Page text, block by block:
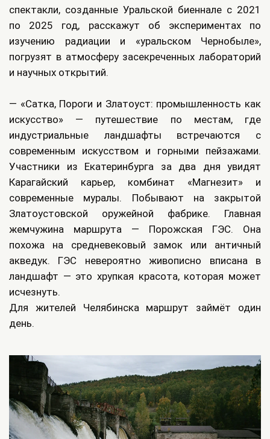
спектакли, созданные Уральской биеннале с 2021
по 2025 год, расскажут об экспериментах по
изучению радиации и «уральском Чернобыле»,
погрузят в атмосферу засекреченных лабораторий
и научных открытий.
— «Сатка, Пороги и Златоуст: промышленность как
искусство» — путешествие по местам, где
индустриальные ландшафты встречаются с
современным искусством и горными пейзажами.
Участники из Екатеринбурга за два дня увидят
Карагайский карьер, комбинат «Магнезит» и
современные муралы. Побывают на закрытой
Златоустовской оружейной фабрике. Главная
жемчужина маршрута — Порожская ГЭС. Она
похожа на средневековый замок или античный
акведук. ГЭС невероятно живописно вписана в
ландшафт — это хрупкая красота, которая может
исчезнуть.
Для жителей Челябинска маршрут займёт один
день.